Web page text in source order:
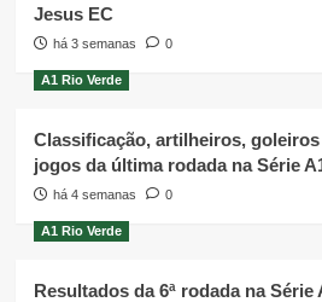
Jesus EC
há 3 semanas 0
A1 Rio Verde
Classificação, artilheiros,
jogos da última rodada na Série
há 4 semanas 0
A1 Rio Verde
Resultados da 6ª rodada na Série